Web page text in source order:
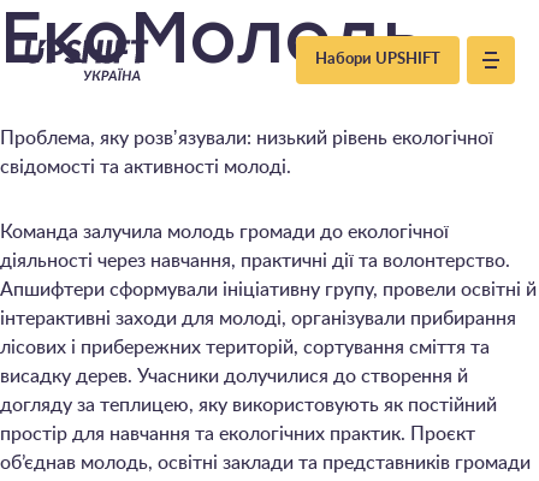
Upshift
–
Україна
Набори UPSHIFT
ЕкоМолодь
Проблема, яку розвʼязували: низький рівень екологічної
свідомості та активності молоді.
Команда залучила молодь громади до екологічної
діяльності через навчання, практичні дії та волонтерство.
Апшифтери сформували ініціативну групу, провели освітні й
інтерактивні заходи для молоді, організували прибирання
лісових і прибережних територій, сортування сміття та
висадку дерев. Учасники долучилися до створення й
догляду за теплицею, яку використовують як постійний
простір для навчання та екологічних практик. Проєкт
об’єднав молодь, освітні заклади та представників громади